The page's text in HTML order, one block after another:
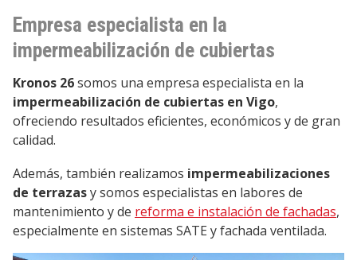
Empresa especialista en la
impermeabilización de cubiertas
Kronos 26somos una empresa especialista en la
impermeabilización de cubiertas en Vigo,
ofreciendo resultados eficientes, económicos y de gran
calidad.
Además, también realizamos impermeabilizaciones
de terrazasysomos especialistas en labores de
mantenimiento y de reforma e instalación de fachadas,
especialmente en sistemas SATE y fachada ventilada.